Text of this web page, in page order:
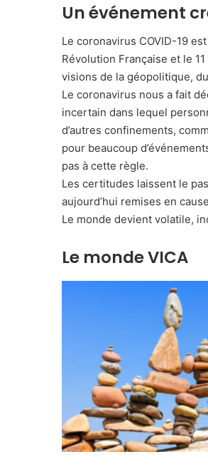
Un événement
Le coronavirus COVID-19
Révolution Française et le
visions de la géopolitique,
Le coronavirus nous a fait
incertain dans lequel
d’autres confinements,
pour beaucoup
pas à cette règle.
Les certitudes laissent le
aujourd’hui remises en
Le monde devient volatile,
Le monde VICA